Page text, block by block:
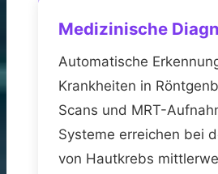
Medizinische
Automatische
Krankheiten in
Scans und MRT-
Systeme erreichen bei
von Hautkrebs